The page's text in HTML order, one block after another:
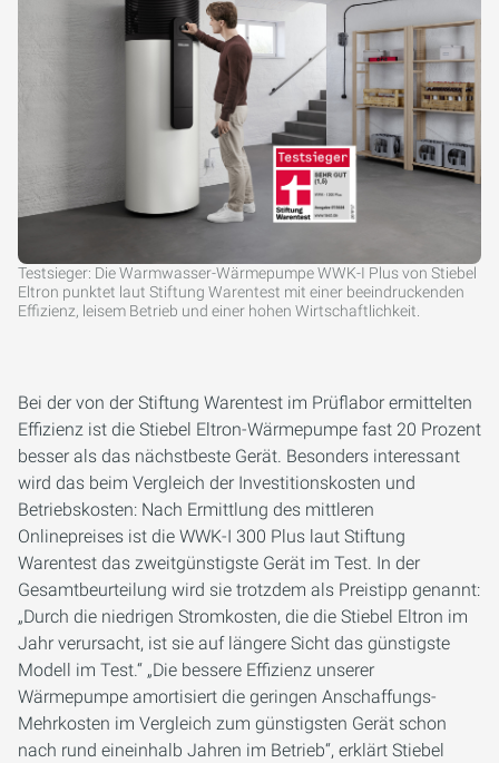
Testsieger: Die Warmwasser-Wärmepumpe WWK-I Plus von Stiebel
Eltron punktet laut Stiftung Warentest mit einer beeindruckenden
Effizienz, leisem Betrieb und einer hohen Wirtschaftlichkeit.
Bei der von der Stiftung Warentest im Prüflabor ermittelten
Effizienz ist die Stiebel Eltron-Wärmepumpe fast 20 Prozent
besser als das nächstbeste Gerät. Besonders interessant
wird das beim Vergleich der Investitionskosten und
Betriebskosten: Nach Ermittlung des mittleren
Onlinepreises ist die WWK-I 300 Plus laut Stiftung
Warentest das zweitgünstigste Gerät im Test. In der
Gesamtbeurteilung wird sie trotzdem als Preistipp genannt:
„Durch die niedrigen Stromkosten, die die Stiebel Eltron im
Jahr verursacht, ist sie auf längere Sicht das günstigste
Modell im Test.“ „Die bessere Effizienz unserer
Wärmepumpe amortisiert die geringen Anschaffungs-
Mehrkosten im Vergleich zum günstigsten Gerät schon
nach rund eineinhalb Jahren im Betrieb“, erklärt Stiebel